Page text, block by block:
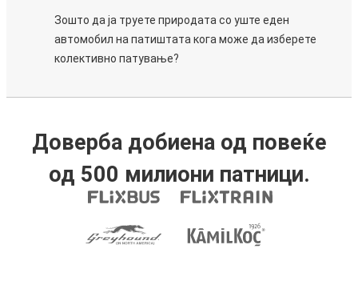
Зошто да ја труете природата со уште еден
автомобил на патиштата кога може да изберете
колективно патување?
Доверба добиена од повеќе
од 500 милиони патници.